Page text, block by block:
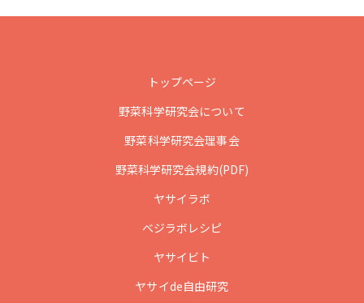
トップページ
野菜科学研究会について
野菜科学研究会理事会
野菜科学研究会規約(PDF)
ヤサイラボ
ベジラボレシピ
ヤサイビト
ヤサイde自由研究